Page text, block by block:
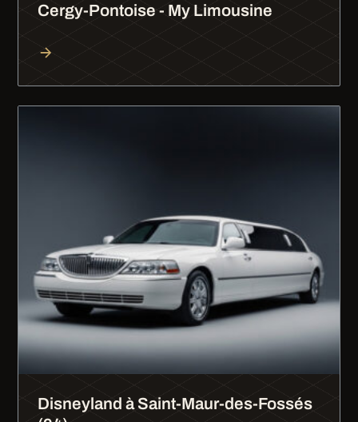
Cergy-Pontoise - My Limousine
Disneyland à Saint-Maur-des-Fossés